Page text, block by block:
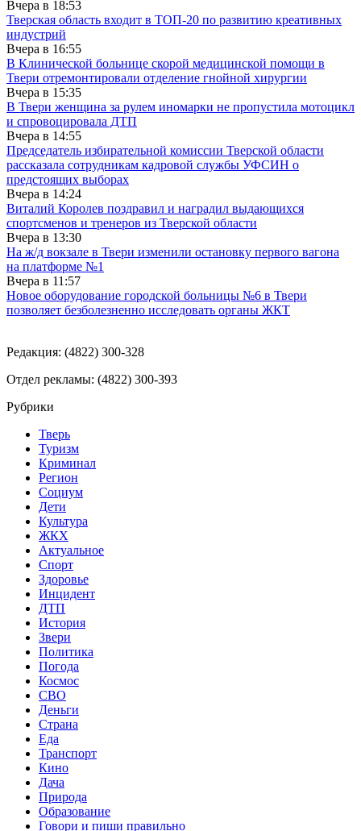
Вчера в 18:53
Тверская область входит в ТОП-20 по развитию креативных
индустрий
Вчера в 16:55
В Клинической больнице скорой медицинской помощи в
Твери отремонтировали отделение гнойной хирургии
Вчера в 15:35
В Твери женщина за рулем иномарки не пропустила мотоцикл
и спровоцировала ДТП
Вчера в 14:55
Председатель избирательной комиссии Тверской области
рассказала сотрудникам кадровой службы УФСИН о
предстоящих выборах
Вчера в 14:24
Виталий Королев поздравил и наградил выдающихся
спортсменов и тренеров из Тверской области
Вчера в 13:30
На ж/д вокзале в Твери изменили остановку первого вагона
на платформе №1
Вчера в 11:57
Новое оборудование городской больницы №6 в Твери
позволяет безболезненно исследовать органы ЖКТ
Редакция: (4822) 300-328
Отдел рекламы: (4822) 300-393
Рубрики
Тверь
Туризм
Криминал
Регион
Социум
Дети
Культура
ЖКХ
Актуальное
Спорт
Здоровье
Инцидент
ДТП
История
Звери
Политика
Погода
Космос
СВО
Деньги
Страна
Еда
Транспорт
Кино
Дача
Природа
Образование
Говори и пиши правильно